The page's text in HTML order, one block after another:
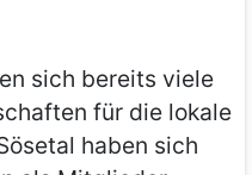
sich bereits viele
für die lokale
haben sich